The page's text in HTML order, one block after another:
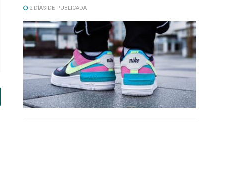
2 DÍAS DE PUBLICADA